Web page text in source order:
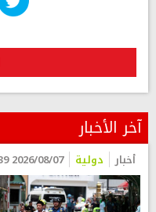
آخر الأخبار
أخبار دولية 2026/08/07 07:39